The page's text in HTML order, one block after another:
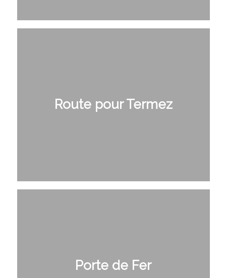
Route pour Termez
Porte de Fer